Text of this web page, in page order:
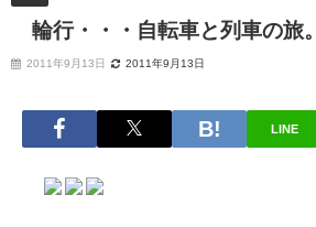
輪行・・・自転車と列車の旅。
2011年9月13日 2011年9月13日
LINE